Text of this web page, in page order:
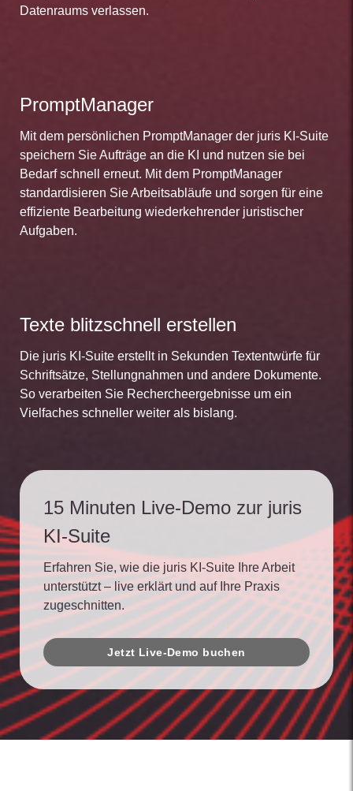
Datenraums verlassen.
PromptManager
Mit dem persönlichen PromptManager der juris KI-Suite
speichern Sie Aufträge an die KI und nutzen sie bei
Bedarf schnell erneut. Mit dem PromptManager
standardisieren Sie Arbeitsabläufe und sorgen für eine
effiziente Bearbeitung wiederkehrender juristischer
Aufgaben.
Texte blitzschnell erstellen
Die juris KI-Suite erstellt in Sekunden Textentwürfe für
Schriftsätze, Stellungnahmen und andere Dokumente.
So verarbeiten Sie Rechercheergebnisse um ein
Vielfaches schneller weiter als bislang.
15 Minuten Live-Demo zur juris
KI-Suite
Erfahren Sie, wie die juris KI-Suite Ihre Arbeit
unterstützt – live erklärt und auf Ihre Praxis
zugeschnitten.
Jetzt Live-Demo buchen